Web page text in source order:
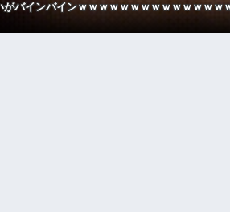
バインバインｗｗｗｗｗｗｗｗｗｗｗｗｗｗ